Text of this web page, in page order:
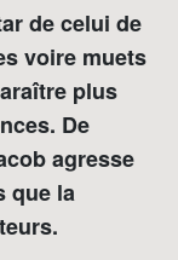
de celui de
voire muets
plus
De
agresse
que la